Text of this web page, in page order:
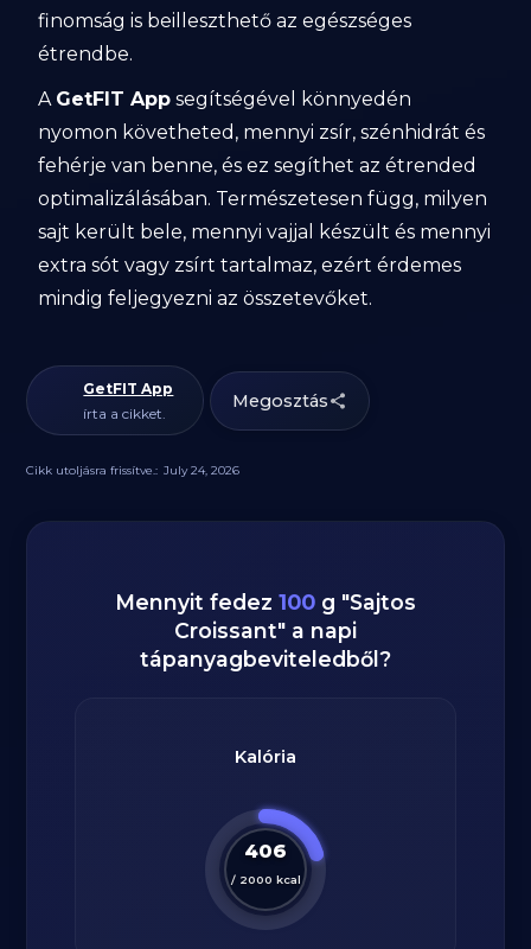
finomság is beilleszthető az egészséges
étrendbe.
A GetFIT App segítségével könnyedén
nyomon követheted, mennyi zsír, szénhidrát és
fehérje van benne, és ez segíthet az étrended
optimalizálásában. Természetesen függ, milyen
sajt került bele, mennyi vajjal készült és mennyi
extra sót vagy zsírt tartalmaz, ezért érdemes
mindig feljegyezni az összetevőket.
GetFIT App
írta a cikket.
Megosztás
Cikk utoljásra frissítve.: July 24, 2026
Mennyit fedez 100 g "Sajtos
Croissant" a napi
tápanyagbeviteledből?
Kalória
406
/ 2000 kcal